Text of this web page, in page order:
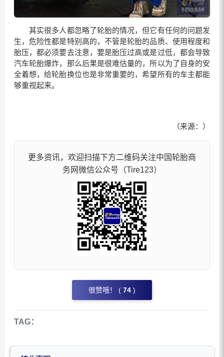
其实很多人都忽略了轮胎的情况，但它有任何的问题发
生，危险性都是特别高的，不管是轮胎的品质、使用程度和
胎压，都必须要去注意，要是胎压过高或是过低，都会导致
汽车轮胎爆炸，那么后果是很难估量的，所以为了自身的安
全着想，给轮胎换位也是非常重要的，希望所有的车主都能
够重视起来。
（来源：）
更多资讯，欢迎扫描下方二维码关注中国轮胎商
务网微信公众号（Tire123）
很赞哦！ ( 74 )
TAG：